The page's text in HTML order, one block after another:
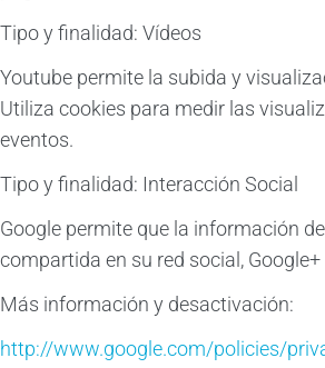
Tipo y finalidad: Vídeos
Youtube permite la subida y
Utiliza cookies para medir las
eventos.
Tipo y finalidad: Interacción Social
Google permite que la información
compartida en su red social, Google+
Más información y desactivación:
http://www.google.com/policies/